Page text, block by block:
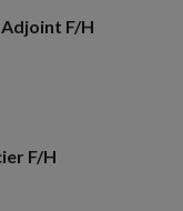
F/H
F/H